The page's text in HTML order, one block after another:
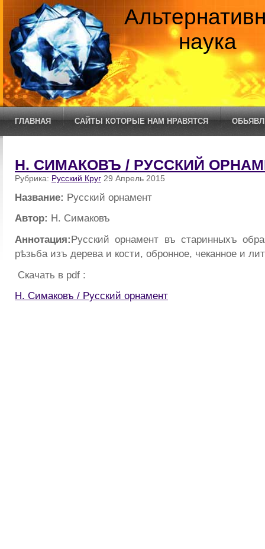
наука
ГЛАВНАЯ САЙТЫ КОТОРЫЕ НАМ НРАВЯТСЯ
Н. СИМАКОВЪ / РУССКИЙ
Рубрика: Русский Круг 29 Апрель 2015
Название: Русский орнамент
Автор: Н. Симаковъ
Аннотация:Русский орнамент въ старинныхъ
рѣзьба изъ дерева и кости, обронное, чеканное и
Скачать в pdf :
Н. Симаковъ / Русский орнамент